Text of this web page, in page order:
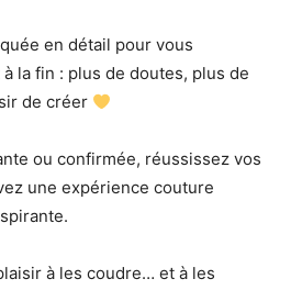
en détail pour vous
la fin : plus de doutes, plus de
de créer
ou confirmée, réussissez vos
une expérience couture
à les coudre… et à les